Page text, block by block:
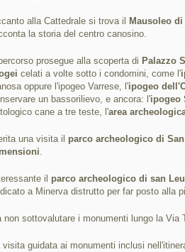
alla Cattedrale si trova il Mausoleo
la storia del centro canosino.
percorso prosegue alla scoperta di Palazzo
celati a volte sotto i condomini, come l'
oppure l'ipogeo Varrese, l'ipogeo
un bassorilievo, e ancora: l'ipogeo
cane a tre teste, l'area
una visita il parco archeologico di
.
il parco archeologico di san
a Minerva distrutto per far posto alla
non sottovalutare i monumenti lungo la Via
visita guidata ai monumenti inclusi